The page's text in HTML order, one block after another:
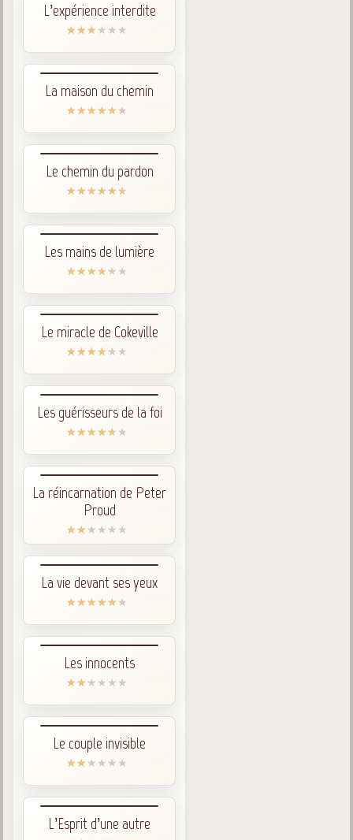
Enseignement
Cours dispensés au Centre
L'Agora
Consultez les réponses
Posez votre question
Galerie
Photos et vidéoscope
Galerie photos
Filmothèque
Les Illustrés
Liens spirites
France
Belgique, Lux. et Canada
Fédérations spirites
Médias spirites
L’expérience interdite
La maison du chemin
Le chemin du pardon
Les mains de lumière
Le miracle de Cokeville
Les guérisseurs de la foi
La réincarnation de Peter
Proud
La vie devant ses yeux
Les innocents
Le couple invisible
L’Esprit d’une autre